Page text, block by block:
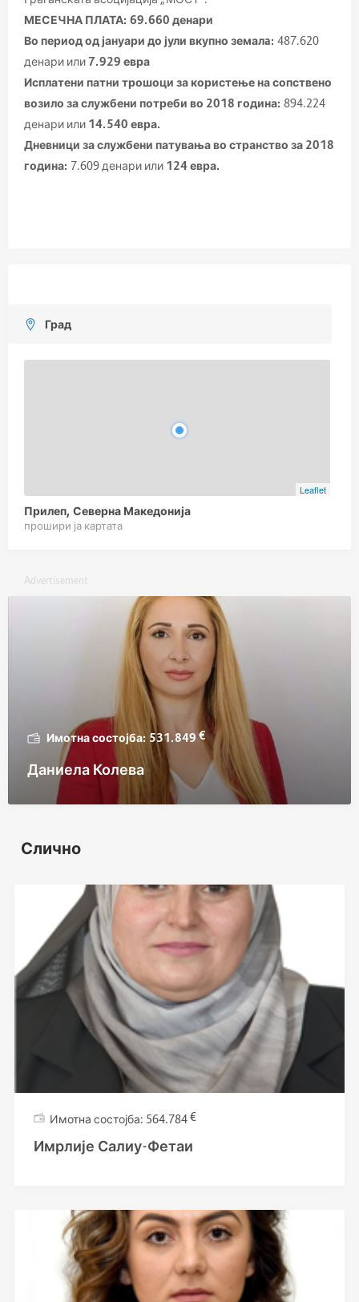
МЕСЕЧНА ПЛАТА: 69.660 денари
Во период од јануари до јули вкупно земалa: 487.620
денари или 7.929 евра
Исплатени патни трошоци за користење на сопствено
возило за службени потреби во 2018 година: 894.224
денари или 14.540 евра.
Дневници за службени патувања во странство за 2018
година: 7.609 денари или 124 евра.
Град
Leaflet
Прилеп, Северна Македонија
прошири ја картата
Advertisement
531.849 €
Даниела Колева
Слично
564.784€
Имрлије Салиу-Фетаи